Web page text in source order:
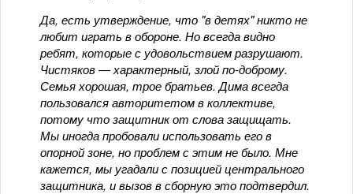
Да, есть утверждение, что "в детях" никто не
любит играть в обороне. Но всегда видно
ребят, которые с удовольствием разрушают.
Чистяков — характерный, злой по-доброму.
Семья хорошая, трое братьев. Дима всегда
пользовался авторитетом в коллективе,
потому что защитник от слова защищать.
Мы иногда пробовали использовать его в
опорной зоне, но проблем с этим не было. Мне
кажется, мы угадали с позицией центрального
защитника, и вызов в сборную это подтвердил.